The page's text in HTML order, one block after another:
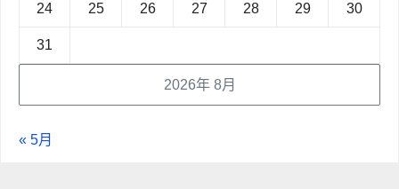
2026年 8月
24 25 26 27 28 29 30
31
« 5月